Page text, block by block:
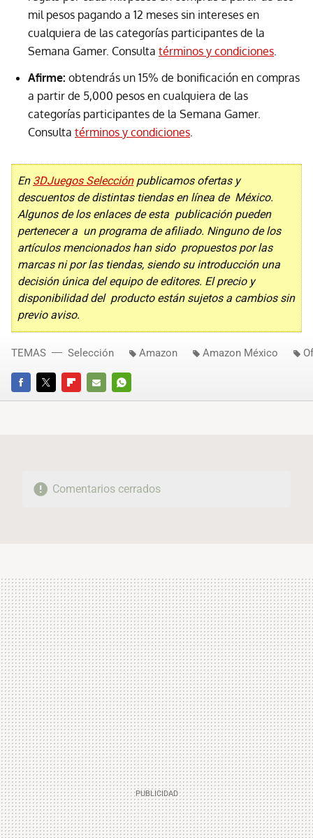
mil pesos pagando a 12 meses sin intereses en
cualquiera de las categorías participantes de la
Semana Gamer. Consulta términos y condiciones.
Afirme: obtendrás un 15% de bonificación en compras
a partir de 5,000 pesos en cualquiera de las
categorías participantes de la Semana Gamer.
Consulta términos y condiciones.
En 3DJuegos Selecciónpublicamos ofertas y
descuentos de distintas tiendas en línea de México.
Algunos de los enlaces de esta publicación pueden
pertenecer a un programa de afiliado. Ninguno de los
artículos mencionados han sido propuestos por las
marcas ni por las tiendas, siendo su introducción una
decisión única del equipo de editores. El precio y
disponibilidad del producto están sujetos a cambios sin
previo aviso.
FACEBOOKTWITTERFLIPBOARD
E-
WHATSAPP
TEMAS Selección Amazon Amazon México
Comentarios cerrados